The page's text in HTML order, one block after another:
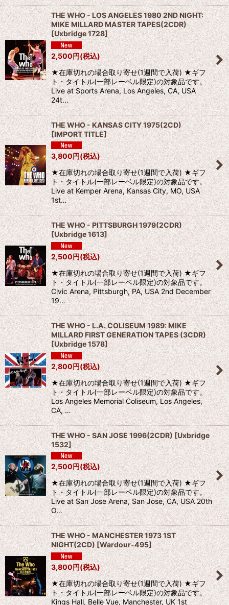
THE WHO - LOS ANGELES 1980 2ND NIGHT:
MIKE MILLARD MASTER TAPES(2CDR)
[Uxbridge 1728]
2,500円(税込)
★在庫切れの場合取り寄せ(1週間で入荷) ★ギフ
ト・タイトル(一部レーベル限定)の対象品です。
Live at Sports Arena, Los Angeles, CA, USA
24t…
THE WHO - KANSAS CITY 1975(2CD)
[IMPORT TITLE]
3,800円(税込)
★在庫切れの場合取り寄せ(1週間で入荷) ★ギフ
ト・タイトル(一部レーベル限定)の対象品です。
Live at Kemper Arena, Kansas City, MO, USA
1st…
THE WHO - PITTSBURGH 1979(2CDR)
[Uxbridge 1613]
2,500円(税込)
★在庫切れの場合取り寄せ(1週間で入荷) ★ギフ
ト・タイトル(一部レーベル限定)の対象品です。
Civic Arena, Pittsburgh, PA, USA 2nd December
19…
THE WHO - L.A. COLISEUM 1989: MIKE
MILLARD FIRST GENERATION TAPES (3CDR)
[Uxbridge 1578]
2,800円(税込)
★在庫切れの場合取り寄せ(1週間で入荷) ★ギフ
ト・タイトル(一部レーベル限定)の対象品です。
Los Angeles Memorial Coliseum, Los Angeles,
CA, …
THE WHO - SAN JOSE 1996(2CDR) [Uxbridge
1532]
2,500円(税込)
★在庫切れの場合取り寄せ(1週間で入荷) ★ギフ
ト・タイトル(一部レーベル限定)の対象品です。
Live at San Jose Arena, San Jose, CA, USA 20th
O…
THE WHO - MANCHESTER 1973 1ST
NIGHT(2CD)[Wardour-495]
3,800円(税込)
★在庫切れの場合取り寄せ(1週間で入荷) ★ギフ
ト・タイトル(一部レーベル限定)の対象品です。
Kings Hall, Belle Vue, Manchester, UK 1st